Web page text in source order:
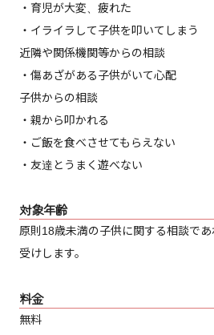
・育児が大変、疲れた
・イライラして子供を叩いてしまう
近隣や関係機関等からの相談
・傷あざがある子供がいて心配
子供からの相談
・親から叩かれる
・ご飯を食べさせてもらえない
・友達とうまく遊べない
対象年齢
原則18歳未満の子供に関する相談で
受けします。
料金
無料